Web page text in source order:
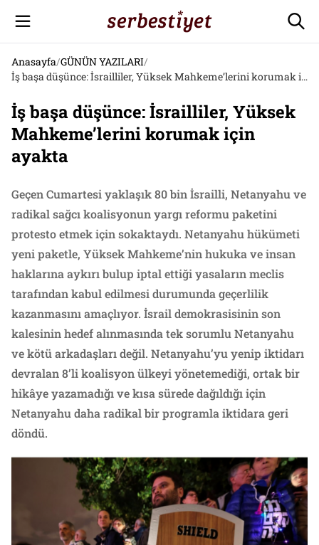
Anasayfa/GÜNÜN YAZILARI/
İş başa düşünce: İsrailliler, Yüksek Mahkeme’lerini korumak için ayakta
İş başa düşünce: İsrailliler, Yüksek
Mahkeme’lerini korumak için
ayakta
Geçen Cumartesi yaklaşık 80 bin İsrailli, Netanyahu ve
radikal sağcı koalisyonun yargı reformu paketini
protesto etmek için sokaktaydı. Netanyahu hükümeti
yeni paketle, Yüksek Mahkeme’nin hukuka ve insan
haklarına aykırı bulup iptal ettiği yasaların meclis
tarafından kabul edilmesi durumunda geçerlilik
kazanmasını amaçlıyor. İsrail demokrasisinin son
kalesinin hedef alınmasında tek sorumlu Netanyahu
ve kötü arkadaşları değil. Netanyahu’yu yenip iktidarı
devralan 8’li koalisyon ülkeyi yönetemediği, ortak bir
hikâye yazamadığı ve kısa sürede dağıldığı için
Netanyahu daha radikal bir programla iktidara geri
döndü.